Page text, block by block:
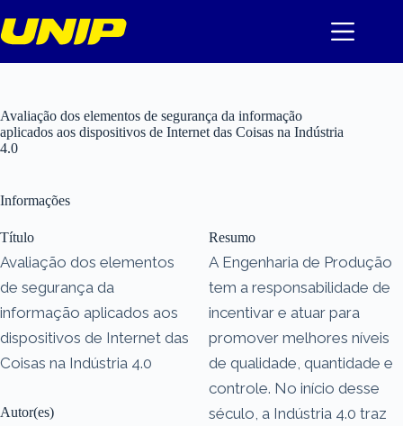
para
o
Avaliação dos elementos de segurança da informação
aplicados aos dispositivos de Internet das Coisas na Indústria
4.0
Informações
Título
Avaliação dos elementos
de segurança da
informação aplicados aos
dispositivos de Internet das
Coisas na Indústria 4.0
Autor(es)
Resumo
A Engenharia de Produção
tem a responsabilidade de
incentivar e atuar para
promover melhores níveis
de qualidade, quantidade e
controle. No início desse
século, a Indústria 4.0 traz